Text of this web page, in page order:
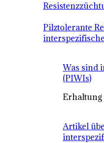
Pilztolerante
Was sind
(PIWIs)
Erhaltung
Artikel